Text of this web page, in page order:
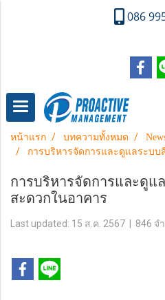
086
หน้าแรก บทความทั้งหมด
การบริหารจัดการและดูแลระบบ
การบริหารจัดการและดูแ
สะดวกในอาคาร
Last updated: 15 ส.ค. 2567 846 จ